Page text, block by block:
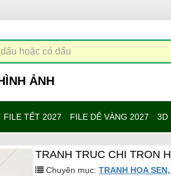
ẢNH
FILE TẾT 2027 FILE DÊ VÀNG 2027 3D
TRANH TRUC CHI TRON
Chuyên mục: TRANH HOA